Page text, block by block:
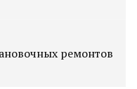
ремонтов